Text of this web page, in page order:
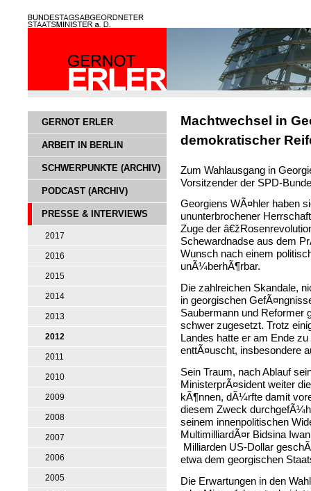
GERNOT ERLER
ARBEIT IN BERLIN
SCHWERPUNKTE (ARCHIV)
PODCAST (ARCHIV)
PRESSE & INTERVIEWS
2017
2016
2015
2014
2013
2012
2011
2010
2009
2008
2007
2006
2005
Machtwechsel in
demokratischer
Zum Wahlausgang in
Vorsitzender der SPD-
Georgiens WÃ¤hler haben
ununterbrochener
Zuge der
Schewardnadse aus dem
Wunsch nach einem
unÃ¼berhÃ¶rbar.
Die zahlreichen Skandale,
in georgischen
Saubermann und Reformer
schwer zugesetzt. Trotz
Landes hatte er am Ende
enttÃ¤uscht, insbesondere
Sein Traum, nach Ablauf
MinisterprÃ¤sident weiter
kÃ¶nnen, dÃ¼rfte damit
diesem Zweck
seinem innenpolitischen
MultimilliardÃ¤r Bidsina
Milliarden US-Dollar
etwa dem georgischen
Die Erwartungen in den